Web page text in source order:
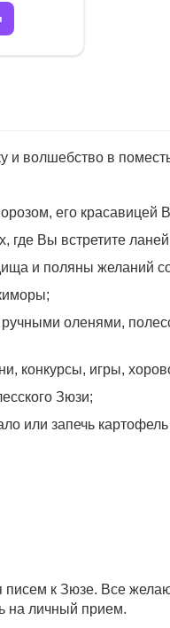
и волшебство в
его красавицей
Вы встретите
и поляны желаний
оленями,
конкурсы, игры,
Зюзи;
или запечь картофель
к Зюзе. Все
на личный прием.